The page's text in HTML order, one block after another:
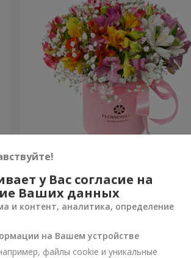
Цветы в коробке "Яркая фантазия"
1 952 грн
у Вас согласие на
Ваших данных
и контент, аналитика, определение
на Вашем устройстве
файлы cookie и уникальные